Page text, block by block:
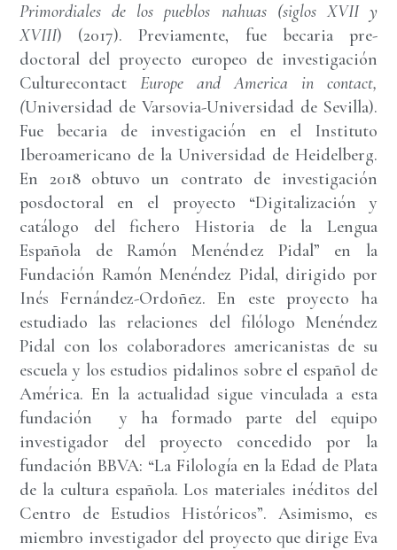
Primordiales de los pueblos nahuas (siglos XVII y
XVIII) (2017). Previamente, fue becaria pre-
doctoral del proyecto europeo de investigación
CulturecontactEurope and America in contact,
(Universidad de Varsovia-Universidad de Sevilla).
Fue becaria de investigación en el Instituto
Iberoamericano de la Universidad de Heidelberg.
En 2018 obtuvo un contrato de investigación
posdoctoral en el proyecto “Digitalización y
catálogo del fichero Historia de la Lengua
Española de Ramón Menéndez Pidal” en la
Fundación Ramón Menéndez Pidal, dirigido por
Inés Fernández-Ordoñez. En este proyecto ha
estudiado las relaciones del filólogo Menéndez
Pidal con los colaboradores americanistas de su
escuela y los estudios pidalinos sobre el español de
América. En la actualidad sigue vinculada a esta
fundación y ha formado parte del equipo
investigador del proyecto concedido por la
fundación BBVA: “La Filología en la Edad de Plata
de la cultura española. Los materiales inéditos del
Centro de Estudios Históricos”. Asimismo, es
miembro investigador del proyecto que dirige Eva